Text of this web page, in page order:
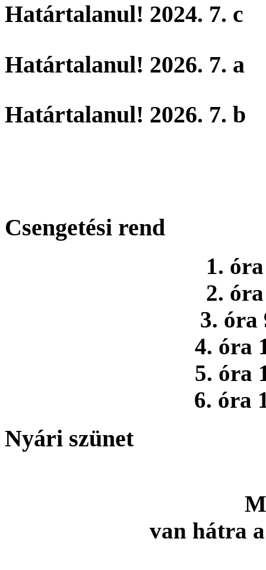
Határtalanul! 2024. 7. c
Határtalanul! 2026. 7. a
Határtalanul! 2026. 7. b
Csengetési rend
1.
2.
3. óra
4. óra
5. óra
6. óra
Nyári szünet
van hátra